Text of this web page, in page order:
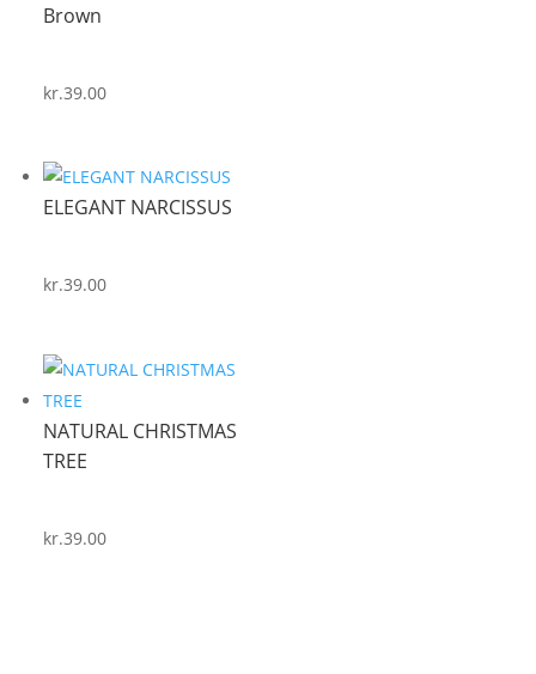
Brown
kr.39.00
ELEGANT NARCISSUS
kr.39.00
NATURAL CHRISTMAS
TREE
kr.39.00